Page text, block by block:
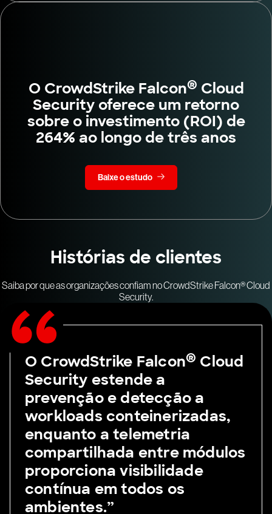
O CrowdStrike Falcon® Cloud
Security oferece um retorno
sobre o investimento (ROI) de
264% ao longo de três anos
Baixe o estudo
Histórias de clientes
Saiba por que as organizações confiam no CrowdStrike Falcon® Cloud
Security.
O CrowdStrike Falcon® Cloud
Security estende a
prevenção e detecção a
workloads conteinerizadas,
enquanto a telemetria
compartilhada entre módulos
proporciona visibilidade
contínua em todos os
ambientes.”